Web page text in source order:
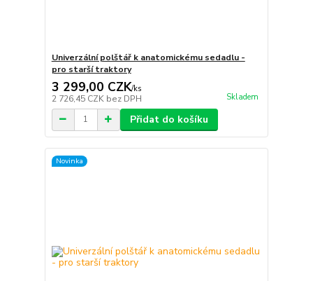
Univerzální polštář k anatomickému sedadlu -
pro starší traktory
3 299,00 CZK/ks
2 726,45 CZK bez DPH Skladem
Přidat do košíku
Novinka